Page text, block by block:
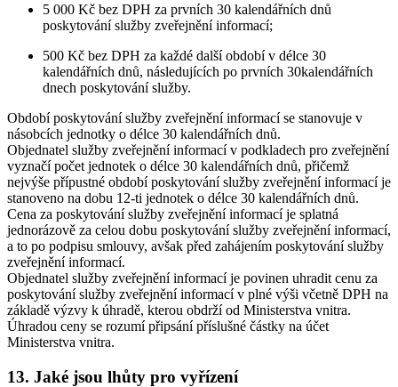
5 000 Kč bez DPH za prvních 30 kalendářních dnů
poskytování služby zveřejnění informací;
500 Kč bez DPH za každé další období v délce 30
kalendářních dnů, následujících po prvních 30kalendářních
dnech poskytování služby.
Období poskytování služby zveřejnění informací se stanovuje v
násobcích jednotky o délce 30 kalendářních dnů.
Objednatel služby zveřejnění informací v podkladech pro zveřejnění
vyznačí počet jednotek o délce 30 kalendářních dnů, přičemž
nejvýše přípustné období poskytování služby zveřejnění informací je
stanoveno na dobu 12-ti jednotek o délce 30 kalendářních dnů.
Cena za poskytování služby zveřejnění informací je splatná
jednorázově za celou dobu poskytování služby zveřejnění informací,
a to po podpisu smlouvy, avšak před zahájením poskytování služby
zveřejnění informací.
Objednatel služby zveřejnění informací je povinen uhradit cenu za
poskytování služby zveřejnění informací v plné výši včetně DPH na
základě výzvy k úhradě, kterou obdrží od Ministerstva vnitra.
Úhradou ceny se rozumí připsání příslušné částky na účet
Ministerstva vnitra.
13. Jaké jsou lhůty pro vyřízení